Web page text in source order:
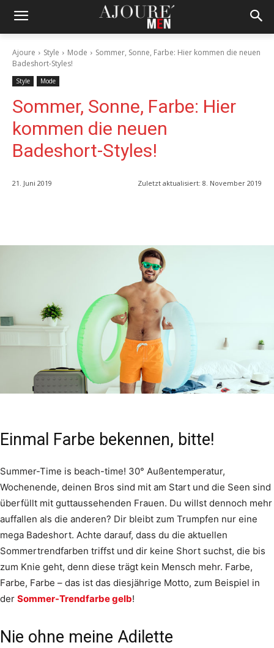
Ajoure Style Mode
Sommer, Sonne, Farbe: Hier kommen die neuen
Badeshort-Styles!
Style Mode
Sommer, Sonne, Farbe: Hier
kommen die neuen
Badeshort-Styles!
21. Juni 2019 Zuletzt aktualisiert: 8. November 2019
Einmal Farbe bekennen, bitte!
Summer-Time is beach-time! 30° Außentemperatur,
Wochenende, deinen Bros sind mit am Start und die Seen sind
überfüllt mit guttaussehenden Frauen. Du willst dennoch mehr
auffallen als die anderen? Dir bleibt zum Trumpfen nur eine
mega Badeshort. Achte darauf, dass du die aktuellen
Sommertrendfarben triffst und dir keine Short suchst, die bis
zum Knie geht, denn diese trägt kein Mensch mehr. Farbe,
Farbe, Farbe – das ist das diesjährige Motto, zum Beispiel in
der Sommer-Trendfarbe gelb!
Nie ohne meine Adilette